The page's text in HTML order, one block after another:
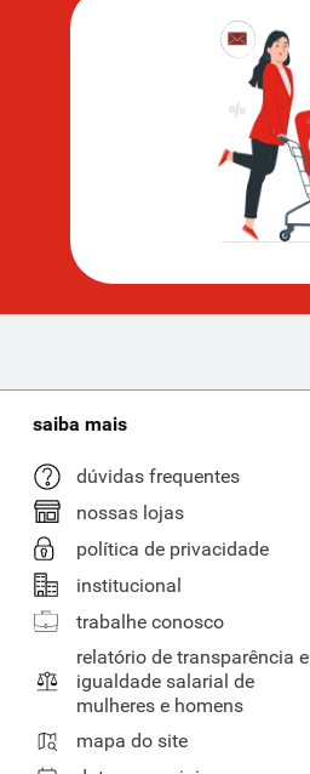
saiba mais
dúvidas frequentes
nossas lojas
política de privacidade
institucional
trabalhe conosco
relatório de transparência e
igualdade salarial de
mulheres e homens
mapa do site